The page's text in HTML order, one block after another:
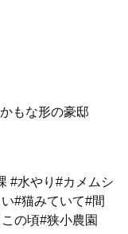
もな形の豪邸
#水やり#カメムシ
#猫みていて#間
の頃#狭小農園